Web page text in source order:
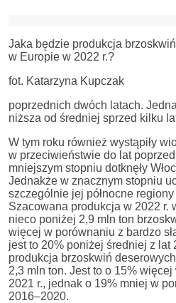
Jaka będzie produkcja brzoskwiń
w Europie w 2022 r.?
fot. Katarzyna Kupczak
poprzednich dwóch latach.
niższa od średniej sprzed kilku
W tym roku również wystąpiły
w przeciwieństwie do lat
mniejszym stopniu dotknęły
Jednakże w znacznym stopniu
szczególnie jej północne
Szacowana produkcja w 2022 r.
nieco poniżej 2,9 mln ton
więcej w porównaniu z bardzo
jest to 20% poniżej średniej z lat
produkcja brzoskwiń
2,3 mln ton. Jest to o 15%
2021 r., jednak o 19% mniej w
2016–2020.